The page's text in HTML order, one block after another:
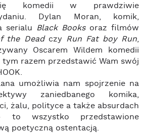
komedii w prawdziwie
Dylan Moran, komik,
serialu Black Booksoraz filmów
the Deadczy Run Fat boy Run,
Oscarem Wildem komedii
razem przedstawić Wam swój
umożliwia nam spojrzenie na
zaniedbanego komika,
żalu, polityce a także absurdach
to wszystko przedstawione
poetyczną ostentacją.